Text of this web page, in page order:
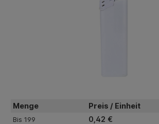
Menge Preis / Einheit
Bis 199 0,42 €